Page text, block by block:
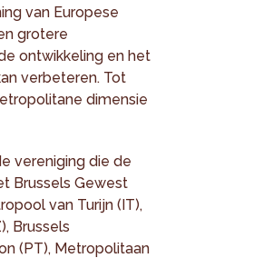
van Europese
grotere
ontwikkeling en het
verbeteren. Tot
dimensie
vereniging die de
Brussels Gewest
van Turijn (IT),
Brussels
(PT), Metropolitaan